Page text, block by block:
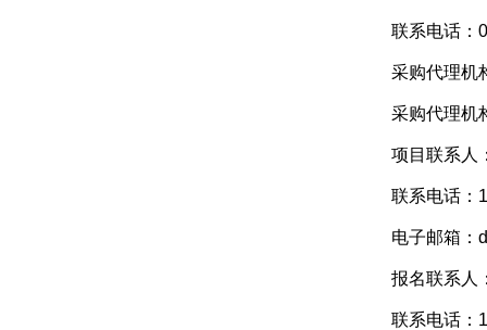
联系电话：
采购代理机
采购代理机
项目联系人
联系电话：
电子邮箱：
报名联系人
联系电话：